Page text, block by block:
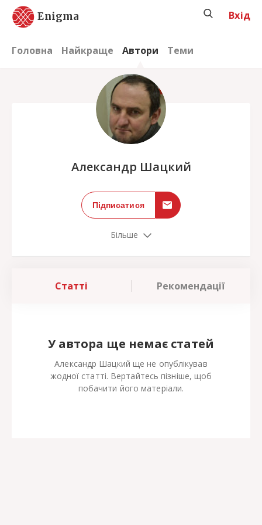
Enigma
Головна Найкраще Автори Теми
Вхід
Александр Шацкий
Підписатися
Більше
Статті Рекомендації
У автора ще немає статей
Александр Шацкий ще не опублікував
жодної статті. Вертайтесь пізніше, щоб
побачити його матеріали.